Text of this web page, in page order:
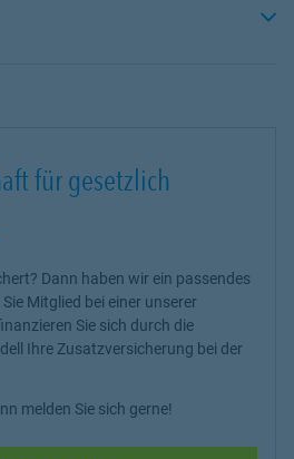
für gesetzlich
Dann haben wir ein passendes
Mitglied bei einer unserer
Sie sich durch die
Ihre Zusatzversicherung bei der
melden Sie sich gerne!